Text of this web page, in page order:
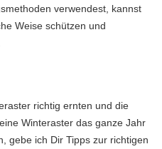
verwendest, kannst
Weise schützen und
richtig ernten und die
Winteraster das ganze Jahr
gebe ich Dir Tipps zur richtigen